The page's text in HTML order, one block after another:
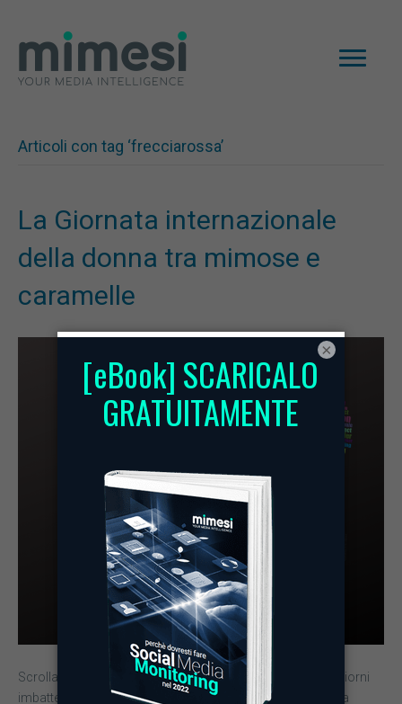
Articoli con tag ‘frecciarossa’
La Giornata internazionale
della donna tra mimose e
caramelle
Scrollando su e giù tra i vari social è stato facile in questi giorni
imbattersi in post e tweet sulla Giornata internazionale della
×